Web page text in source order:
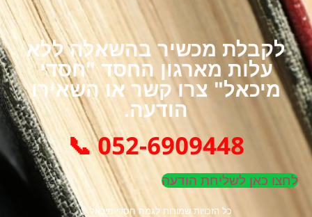
לקבלת מכשיר בהשאלה ללא
עלות מארגון החסד "חסדי
מיכאל" צרו קשר או השאירו
הודעה.
052-6909448 📞
לחצו כאן לשליחת הודעה
כל הזכויות שמורות לגמח חסדי מיכאל ©